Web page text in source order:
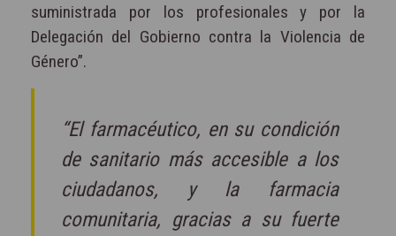
suministrada por los profesionales y por la
Delegación del Gobierno contra la Violencia de
Género”.
“El farmacéutico, en su condición
de sanitario más accesible a los
ciudadanos, y la farmacia
comunitaria, gracias a su fuerte